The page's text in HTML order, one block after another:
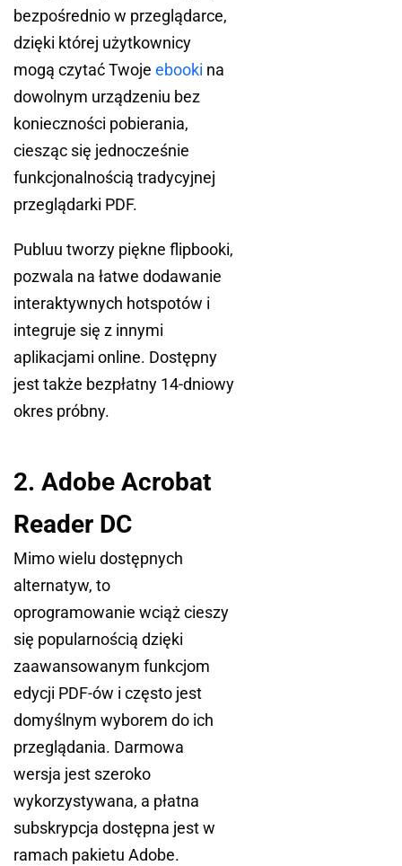
bezpośrednio w przeglądarce,
dzięki której użytkownicy
mogą czytać Twoje ebooki na
dowolnym urządzeniu bez
konieczności pobierania,
ciesząc się jednocześnie
funkcjonalnością tradycyjnej
przeglądarki PDF.
Publuu tworzy piękne flipbooki,
pozwala na łatwe dodawanie
interaktywnych hotspotów i
integruje się z innymi
aplikacjami online. Dostępny
jest także bezpłatny 14-dniowy
okres próbny.
2. Adobe Acrobat
Reader DC
Mimo wielu dostępnych
alternatyw, to
oprogramowanie wciąż cieszy
się popularnością dzięki
zaawansowanym funkcjom
edycji PDF-ów i często jest
domyślnym wyborem do ich
przeglądania. Darmowa
wersja jest szeroko
wykorzystywana, a płatna
subskrypcja dostępna jest w
ramach pakietu Adobe.